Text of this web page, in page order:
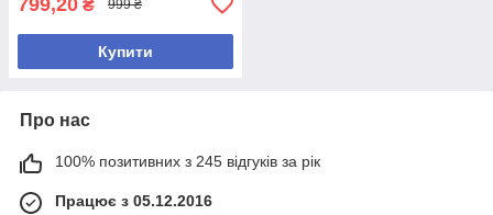
₴ 999 ₴
Купити
Про нас
100% позитивних з 245 відгуків за рік
Працює з 05.12.2016